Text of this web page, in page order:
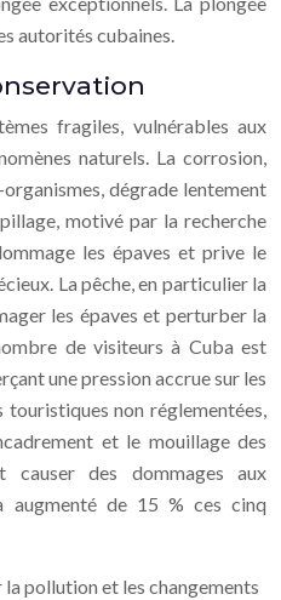
autorités cubaines.
fragiles, vulnérables aux
naturels. La corrosion,
dégrade lentement
motivé par la recherche
les épaves et prive le
La pêche, en particulier la
les épaves et perturber la
de visiteurs à Cuba est
une pression accrue sur les
non réglementées,
et le mouillage des
causer des dommages aux
augmenté de 15 % ces cinq
pollution et les changements